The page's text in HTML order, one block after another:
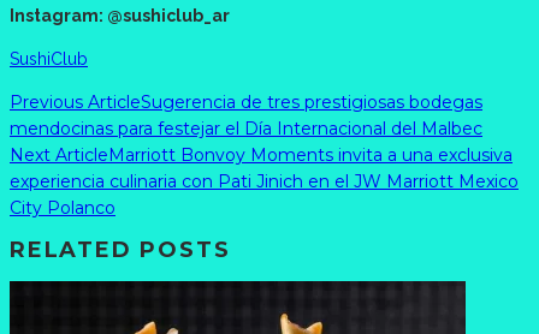
Instagram: @sushiclub_ar
SushiClub
Previous ArticleSugerencia de tres prestigiosas bodegas
mendocinas para festejar el Día Internacional del Malbec
Next ArticleMarriott Bonvoy Moments invita a una exclusiva
experiencia culinaria con Pati Jinich en el JW Marriott Mexico
City Polanco
RELATED POSTS